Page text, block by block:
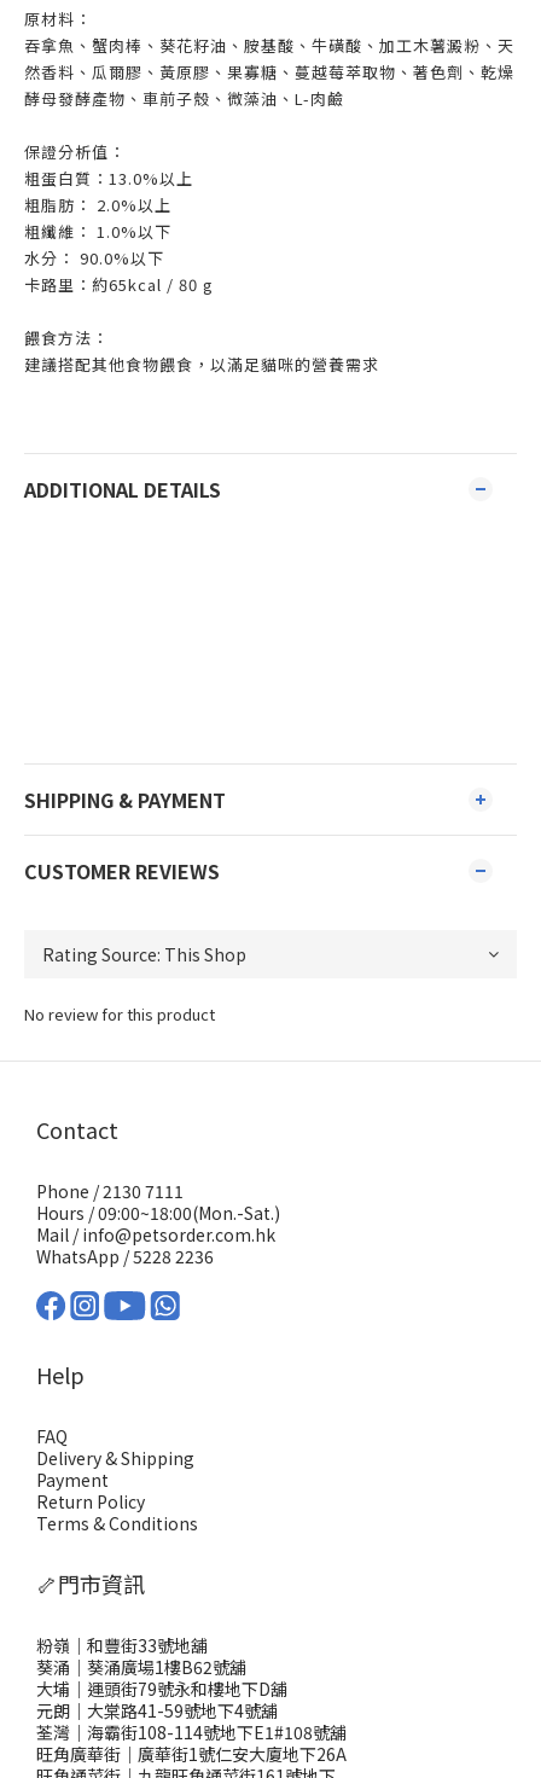
原材料：
吞拿魚、蟹肉棒、葵花籽油、胺基酸、牛磺酸、加工木薯澱粉、天
然香料、瓜爾膠、黃原膠、果寡糖、蔓越莓萃取物、著色劑、乾燥
酵母發酵產物、車前子殼、微藻油、L-肉鹼
保證分析值：
粗蛋白質：13.0%以上
粗脂肪： 2.0%以上
粗纖維： 1.0%以下
水分： 90.0%以下
卡路里：約65kcal / 80 g
餵食方法：
建議搭配其他食物餵食，以滿足貓咪的營養需求
ADDITIONAL DETAILS
SHIPPING & PAYMENT
CUSTOMER REVIEWS
No review for this product
Contact
Phone / 2130 7111
Hours / 09:00~18:00(Mon.-Sat.)
Mail / info@petsorder.com.hk
WhatsApp /5228 2236
Help
FAQ
Delivery & Shipping
Payment
Return Policy
Terms & Conditions
🦴門市資訊
粉嶺｜和豐街33號地舖
葵涌｜葵涌廣場1樓B62號舖
大埔｜運頭街79號永和樓地下D舖
元朗｜大棠路41-59號地下4號舖
荃灣｜海霸街108-114號地下E1#108號舖
旺角廣華街｜廣華街1號仁安大廈地下26A